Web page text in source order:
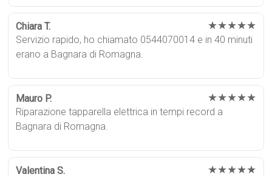
Chiara T. ★★★★★
Servizio rapido, ho chiamato 0544070014 e in 40 minuti
erano a Bagnara di Romagna.
Mauro P. ★★★★★
Riparazione tapparella elettrica in tempi record a
Bagnara di Romagna.
Valentina S. ★★★★★